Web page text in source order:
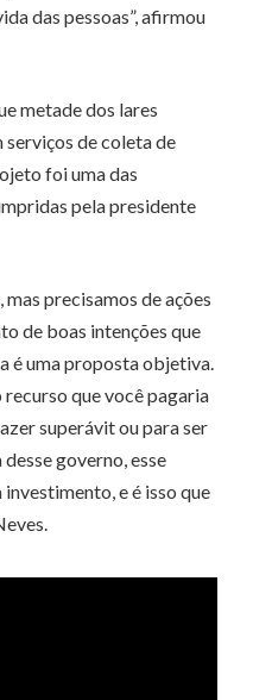
das pessoas”, afirmou
metade dos lares
de coleta de
foi uma das
pela presidente
precisamos de ações
de boas intenções que
é uma proposta objetiva.
que você pagaria
superávit ou para ser
governo, esse
e é isso que